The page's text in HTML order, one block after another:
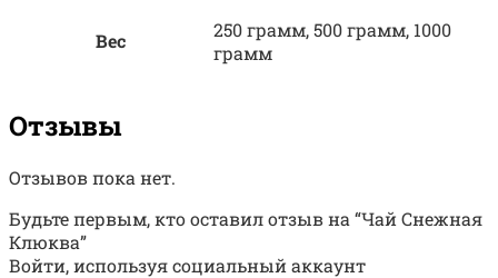
Вес
250 грамм, 500 грамм, 1000
грамм
Отзывы
Отзывов пока нет.
Будьте первым, кто оставил отзыв на “Чай Снежная
Клюква”
Войти, используя социальный аккаунт